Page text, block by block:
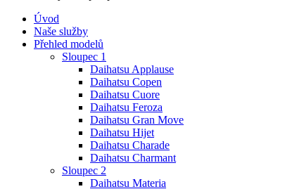
Úvod
Naše služby
Přehled modelů
Sloupec 1
Daihatsu Applause
Daihatsu Copen
Daihatsu Cuore
Daihatsu Feroza
Daihatsu Gran Move
Daihatsu Hijet
Daihatsu Charade
Daihatsu Charmant
Sloupec 2
Daihatsu Materia